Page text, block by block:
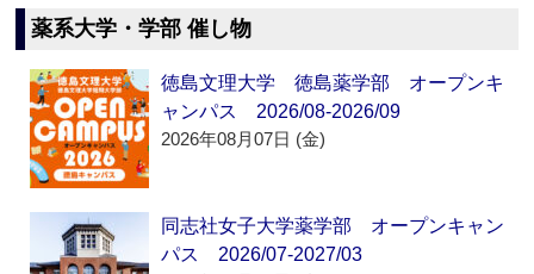
薬系大学・学部 催し物
徳島文理大学 徳島薬学部 オープンキ
ャンパス 2026/08-2026/09
2026年08月07日 (金)
同志社女子大学薬学部 オープンキャン
パス 2026/07-2027/03